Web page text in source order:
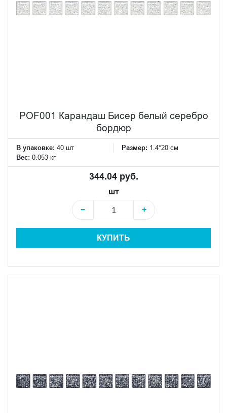
POF001 Карандаш Бисер белый серебро
бордюр
В упаковке: 40 шт Размер: 1.4*20 см
Вес: 0.053 кг
344.04 руб.
шт
−
+
КУПИТЬ